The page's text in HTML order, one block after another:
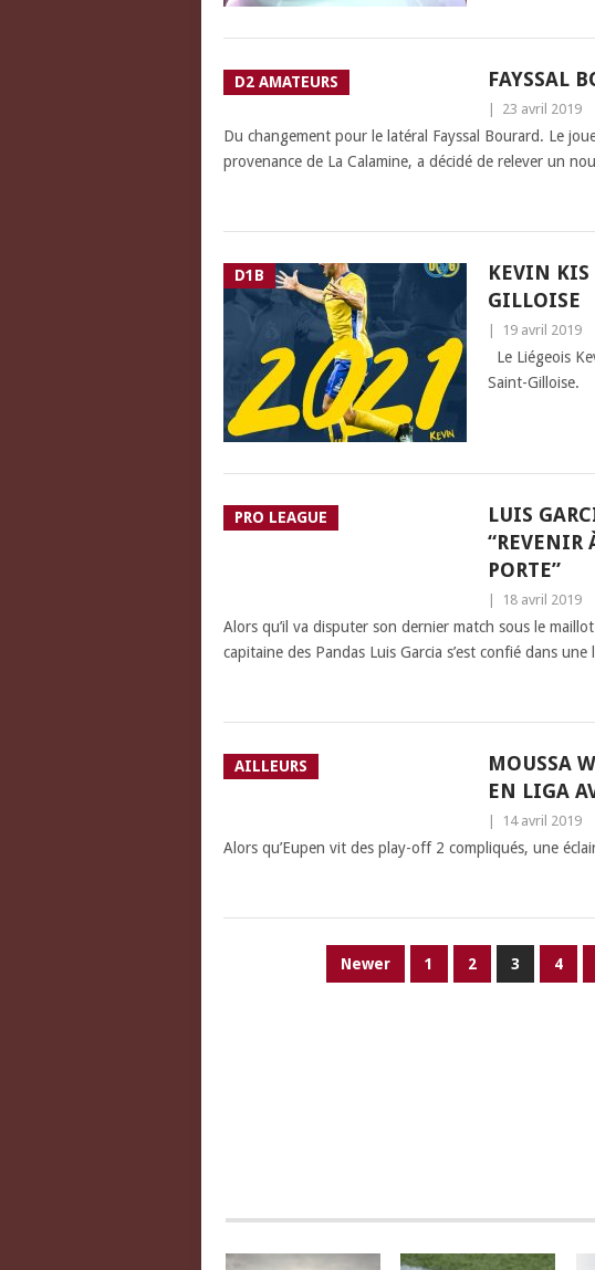
D2 AMATEURS FAYSSAL
23 avril 2019
Du changement pour le latéral Fayssal Bourard. Le
provenance de La Calamine, a décidé de relever un
D1B
KEVIN KIS
GILLOISE
19 avril 2019
Le Liégeois
Saint-Gilloise.
PRO LEAGUE
LUIS
“REVENIR
PORTE”
18 avril 2019
Alors qu’il va disputer son dernier match sous le
capitaine des Pandas Luis Garcia s’est confié dans
AILLEURS
MOUSSA
EN LIGA
14 avril 2019
Alors qu’Eupen vit des play-off 2 compliqués, une
PAGINATION
Newer 1 2 3 4